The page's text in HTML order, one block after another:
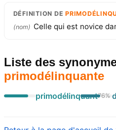
DÉFINITION DE
(nom) Celle qui est novice
Liste des
primodélinquante
primodélinquant76%